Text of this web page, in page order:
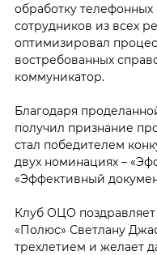
обработку
сотрудников из всех
оптимизировал
востребованных
коммуникатор.
Благодаря
получил признание
стал победителем
двух номинациях –
«Эффективный
Клуб ОЦО
«Полюс» Светлану
трехлетием и желает